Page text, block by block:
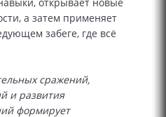
а затем применяет
забеге, где всё
сражений,
и развития
формирует